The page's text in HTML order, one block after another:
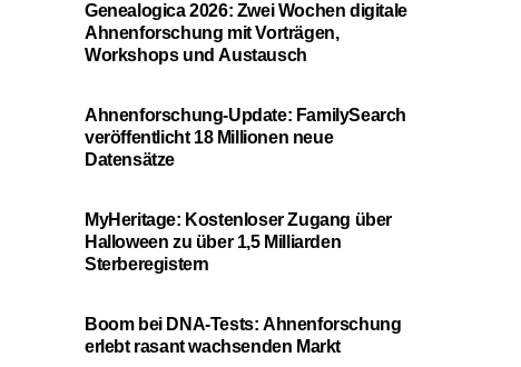
Genealogica 2026: Zwei Wochen digitale
Ahnenforschung mit Vorträgen,
Workshops und Austausch
Ahnenforschung-Update: FamilySearch
veröffentlicht 18 Millionen neue
Datensätze
MyHeritage: Kostenloser Zugang über
Halloween zu über 1,5 Milliarden
Sterberegistern
Boom bei DNA-Tests: Ahnenforschung
erlebt rasant wachsenden Markt